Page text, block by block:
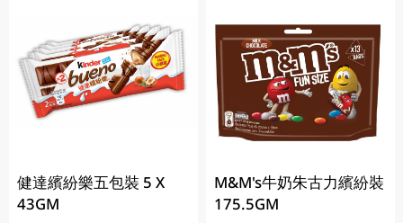
健達繽紛樂五包裝 5 X
43GM
M&M's牛奶朱古力繽紛裝
175.5GM